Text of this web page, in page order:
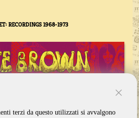
RECORDINGS 1968-1973
terzi da questo utilizzati si avvalgono